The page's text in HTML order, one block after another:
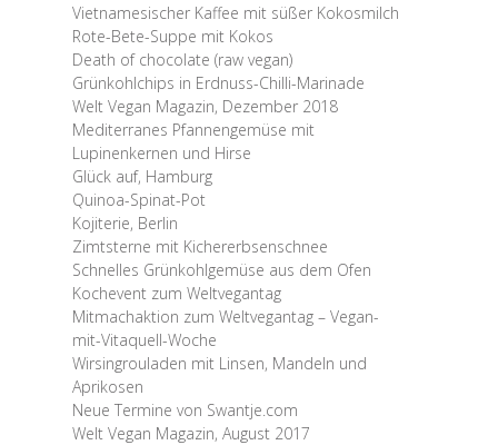
Vietnamesischer Kaffee mit süßer Kokosmilch
Rote-Bete-Suppe mit Kokos
Death of chocolate (raw vegan)
Grünkohlchips in Erdnuss-Chilli-Marinade
Welt Vegan Magazin, Dezember 2018
Mediterranes Pfannengemüse mit
Lupinenkernen und Hirse
Glück auf, Hamburg
Quinoa-Spinat-Pot
Kojiterie, Berlin
Zimtsterne mit Kichererbsenschnee
Schnelles Grünkohlgemüse aus dem Ofen
Kochevent zum Weltvegantag
Mitmachaktion zum Weltvegantag – Vegan-
mit-Vitaquell-Woche
Wirsingrouladen mit Linsen, Mandeln und
Aprikosen
Neue Termine von Swantje.com
Welt Vegan Magazin, August 2017